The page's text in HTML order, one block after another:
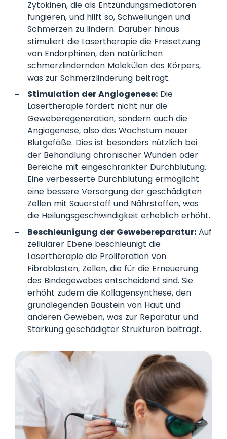
Zytokinen, die als Entzündungsmediatoren
fungieren, und hilft so, Schwellungen und
Schmerzen zu lindern. Darüber hinaus
stimuliert die Lasertherapie die Freisetzung
von Endorphinen, den natürlichen
schmerzlindernden Molekülen des Körpers,
was zur Schmerzlinderung beiträgt.
Stimulation der Angiogenese: Die
Lasertherapie fördert nicht nur die
Geweberegeneration, sondern auch die
Angiogenese, also das Wachstum neuer
Blutgefäße. Dies ist besonders nützlich bei
der Behandlung chronischer Wunden oder
Bereiche mit eingeschränkter Durchblutung.
Eine verbesserte Durchblutung ermöglicht
eine bessere Versorgung der geschädigten
Zellen mit Sauerstoff und Nährstoffen, was
die Heilungsgeschwindigkeit erheblich erhöht.
Beschleunigung der Gewebereparatur: Auf
zellulärer Ebene beschleunigt die
Lasertherapie die Proliferation von
Fibroblasten, Zellen, die für die Erneuerung
des Bindegewebes entscheidend sind. Sie
erhöht zudem die Kollagensynthese, den
grundlegenden Baustein von Haut und
anderen Geweben, was zur Reparatur und
Stärkung geschädigter Strukturen beiträgt.